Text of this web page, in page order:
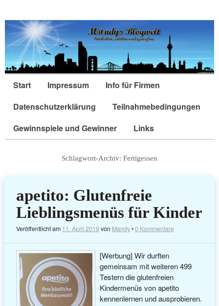
Start Impressum
Info für Firmen
Datenschutzerklärung
Teilnahmebedingungen
Gewinnspiele und Gewinner
Links
Schlagwort-Archiv: Fertigessen
apetito: Glutenfreie
Lieblingsmenüs für Kinder
Veröffentlicht am 11. April 2019 von Mandy•0 Kommentare
[Werbung] Wir durften
gemeinsam mit weiteren 499
Testern die glutenfreien
Kindermenüs von apetito
kennenlernen und ausprobieren.